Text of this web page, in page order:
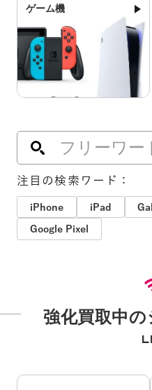
ゲーム機
注目の検索ワード：
iPhone iPad
Google Pixel
強化買取中